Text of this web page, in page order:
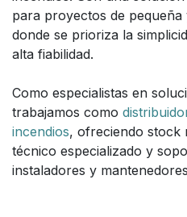
para proyectos de
donde se prioriza la
alta fiabilidad.
Como especialistas en
trabajamos como
incendios, ofreciendo stock
técnico especializado y
instaladores y